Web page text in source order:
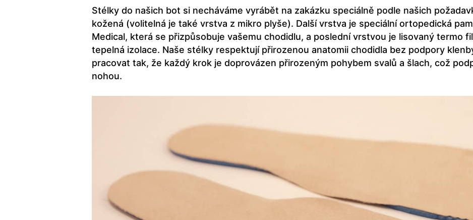
Stélky do našich bot si necháváme vyrábět na zakázku speciálně podle našich
kožená (volitelná je také vrstva z mikro plyše). Další vrstva je speciální ortopedická
Medical, která se přizpůsobuje vašemu chodidlu, a poslední vrstvou je lisovaný termo
tepelná izolace. Naše stélky respektují přirozenou anatomii chodidla bez podpory
pracovat tak, že každý krok je doprovázen přirozeným pohybem svalů a šlach, což
nohou.